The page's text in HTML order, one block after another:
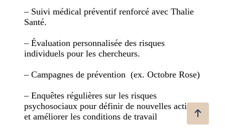
– Suivi médical préventif renforcé avec Thalie
Santé.
– Évaluation personnalisée des risques
individuels pour les chercheurs.
– Campagnes de prévention (ex. Octobre Rose)
– Enquêtes régulières sur les risques
psychosociaux pour définir de nouvelles actions
et améliorer les conditions de travail